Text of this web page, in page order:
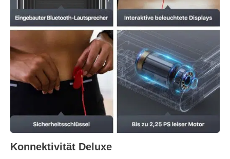
Konnektivität Deluxe